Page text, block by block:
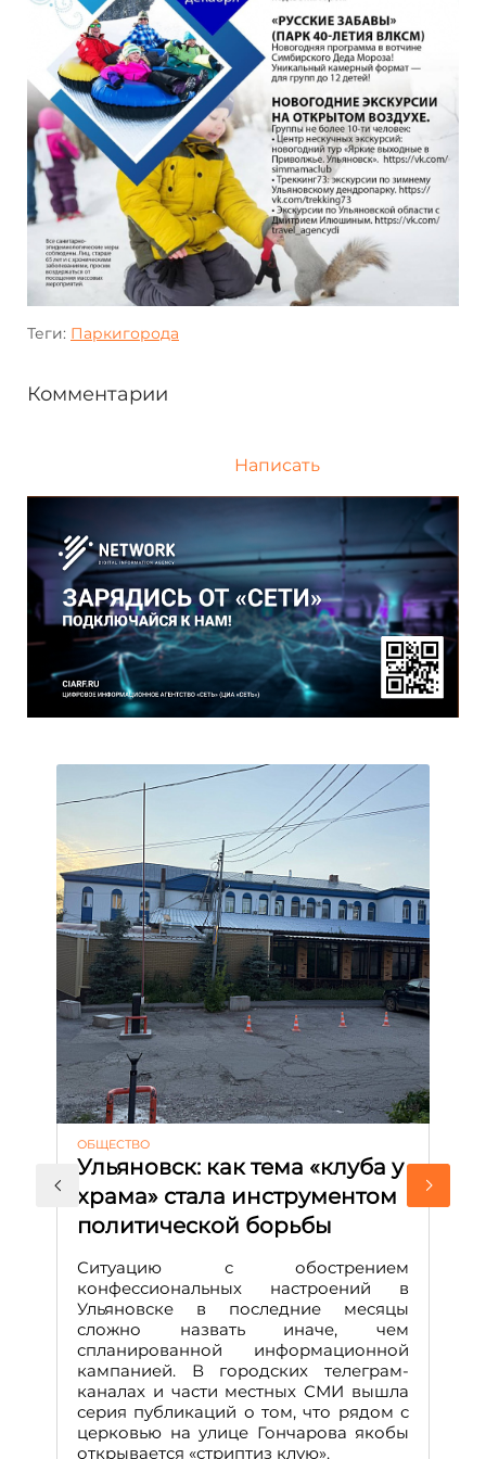
Теги: Паркигорода
Комментарии
Написать
ОБЩЕСТВО
Ульяновск: как тема «клуба у
храма» стала инструментом
политической борьбы
Ситуацию с обострением
конфессиональных настроений в
Ульяновске в последние месяцы
сложно назвать иначе, чем
спланированной информационной
кампанией. В городских телеграм-
каналах и части местных СМИ вышла
серия публикаций о том, что рядом с
церковью на улице Гончарова якобы
открывается «стриптиз клую».